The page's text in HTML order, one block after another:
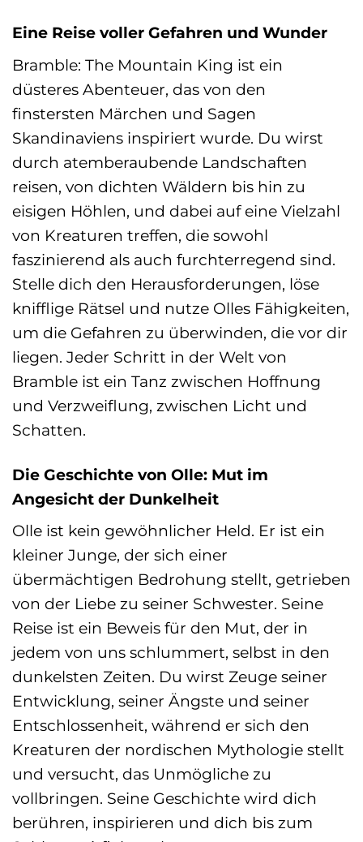
Eine Reise voller Gefahren und Wunder
Bramble: The Mountain King ist ein
düsteres Abenteuer, das von den
finstersten Märchen und Sagen
Skandinaviens inspiriert wurde. Du wirst
durch atemberaubende Landschaften
reisen, von dichten Wäldern bis hin zu
eisigen Höhlen, und dabei auf eine Vielzahl
von Kreaturen treffen, die sowohl
faszinierend als auch furchterregend sind.
Stelle dich den Herausforderungen, löse
knifflige Rätsel und nutze Olles Fähigkeiten,
um die Gefahren zu überwinden, die vor dir
liegen. Jeder Schritt in der Welt von
Bramble ist ein Tanz zwischen Hoffnung
und Verzweiflung, zwischen Licht und
Schatten.
Die Geschichte von Olle: Mut im
Angesicht der Dunkelheit
Olle ist kein gewöhnlicher Held. Er ist ein
kleiner Junge, der sich einer
übermächtigen Bedrohung stellt, getrieben
von der Liebe zu seiner Schwester. Seine
Reise ist ein Beweis für den Mut, der in
jedem von uns schlummert, selbst in den
dunkelsten Zeiten. Du wirst Zeuge seiner
Entwicklung, seiner Ängste und seiner
Entschlossenheit, während er sich den
Kreaturen der nordischen Mythologie stellt
und versucht, das Unmögliche zu
vollbringen. Seine Geschichte wird dich
berühren, inspirieren und dich bis zum